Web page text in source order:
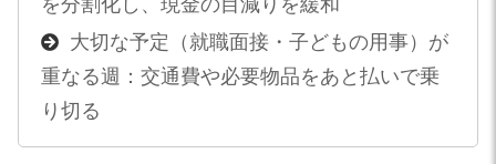
大切な予定（就職面接・子どもの用事）が
重なる週：交通費や必要物品をあと払いで乗
り切る